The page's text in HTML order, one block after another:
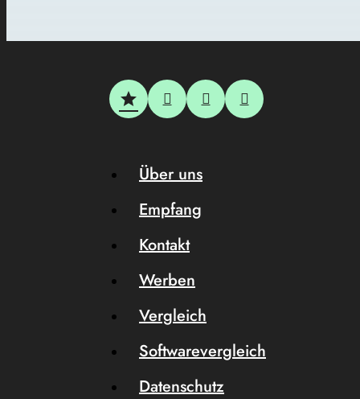
Über uns
Empfang
Kontakt
Werben
Vergleich
Softwarevergleich
Datenschutz